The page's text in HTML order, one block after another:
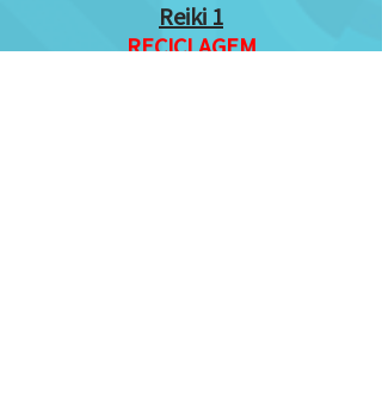
Reiki 1
RECICLAGEM